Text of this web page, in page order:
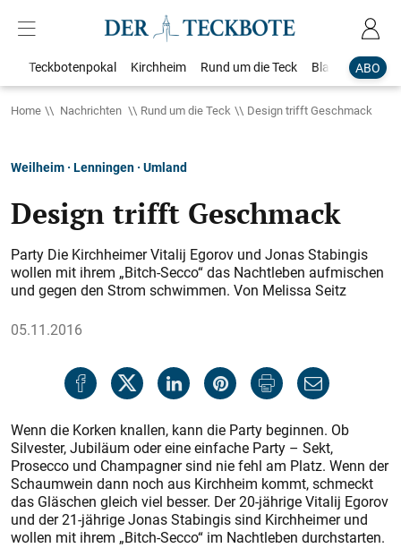
ABO
Teckbotenpokal Kirchheim Rund um die Teck Blaulicht
Home Nachrichten Rund um die Teck Design trifft Geschmack
Weilheim · Lenningen · Umland
Design trifft Geschmack
Party Die Kirchheimer Vitalij Egorov und Jonas Stabingis
wollen mit ihrem „Bitch-Secco“ das Nachtleben aufmischen
und gegen den Strom schwimmen. Von Melissa Seitz
05.11.2016
Wenn die Korken knallen, kann die Party beginnen. Ob
Silvester, Jubiläum oder eine einfache Party – Sekt,
Prosecco und Champagner sind nie fehl am Platz. Wenn der
Schaumwein dann noch aus Kirchheim kommt, schmeckt
das Gläschen gleich viel besser. Der 20-jährige Vitalij Egorov
und der 21-jährige Jonas Stabingis sind Kirchheimer und
wollen mit ihrem „Bitch-Secco“ im Nachtleben durchstarten.